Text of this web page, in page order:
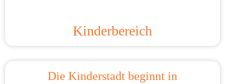
Kinderbereich
Die Kinderstadt beginnt in